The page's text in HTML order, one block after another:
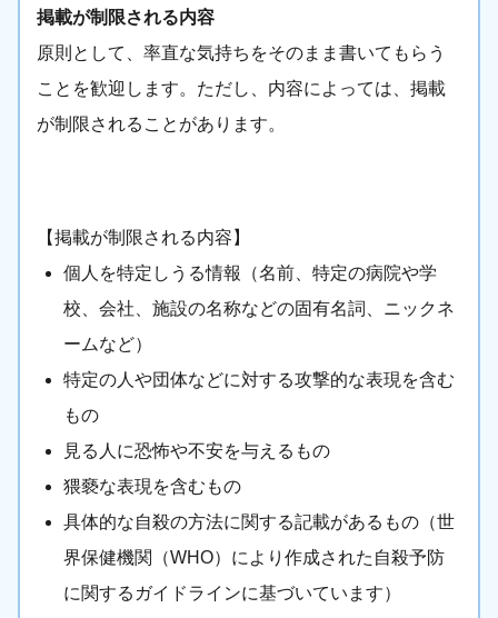
掲載が制限される内容
原則として、率直な気持ちをそのまま書いてもらう
ことを歓迎します。ただし、内容によっては、掲載
が制限されることがあります。
【掲載が制限される内容】
個人を特定しうる情報（名前、特定の病院や学
校、会社、施設の名称などの固有名詞、ニックネ
ームなど）
特定の人や団体などに対する攻撃的な表現を含む
もの
見る人に恐怖や不安を与えるもの
猥褻な表現を含むもの
具体的な自殺の方法に関する記載があるもの（世
界保健機関（WHO）により作成された自殺予防
に関するガイドラインに基づいています）